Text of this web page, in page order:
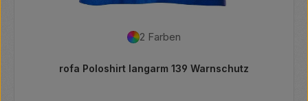
2 Farben
rofa Poloshirt langarm 139 Warnschutz